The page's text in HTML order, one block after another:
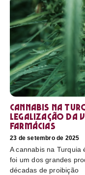
Cannabis na
legalização da
farmácias
23 de setembro de 2025
A cannabis na Turquia
foi um dos grandes
décadas de proibição